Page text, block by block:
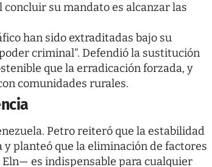
su mandato es alcanzar las
han sido extraditadas bajo su
criminal”. Defendió la sustitución
que la erradicación forzada, y
comunidades rurales.
Petro reiteró que la estabilidad
planteó que la eliminación de factores
es indispensable para cualquier